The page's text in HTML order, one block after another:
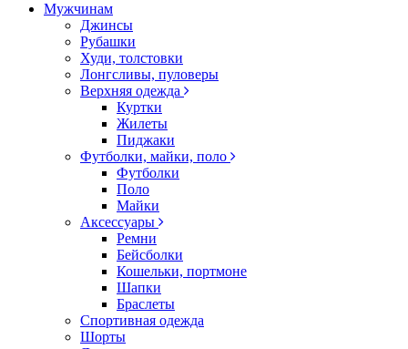
Мужчинам
Джинсы
Рубашки
Худи, толстовки
Лонгсливы, пуловеры
Верхняя одежда
Куртки
Жилеты
Пиджаки
Футболки, майки, поло
Футболки
Поло
Майки
Аксессуары
Ремни
Бейсболки
Кошельки, портмоне
Шапки
Браслеты
Спортивная одежда
Шорты